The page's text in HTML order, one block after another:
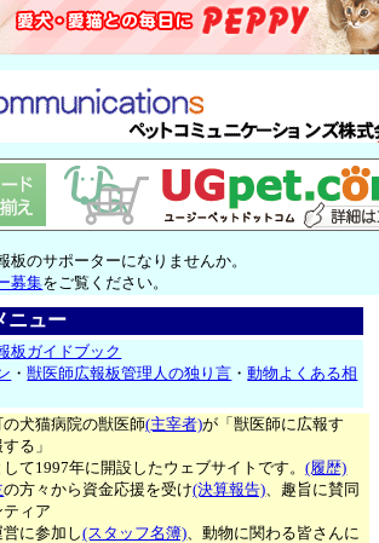
板のサポーターになりませんか。
募集をご覧ください。
ニュー
板ガイドブック
・獣医師広報板管理人の独り言 ・動物よくある相
犬猫病院の獣医師(主宰者)が「獣医師に広報す
る」
て1997年に開設したウェブサイトです。(履歴)
の方々から資金応援を受け(決算報告)、趣旨に賛同
ィア
に参加し(スタッフ名簿)、動物に関わる皆さんに